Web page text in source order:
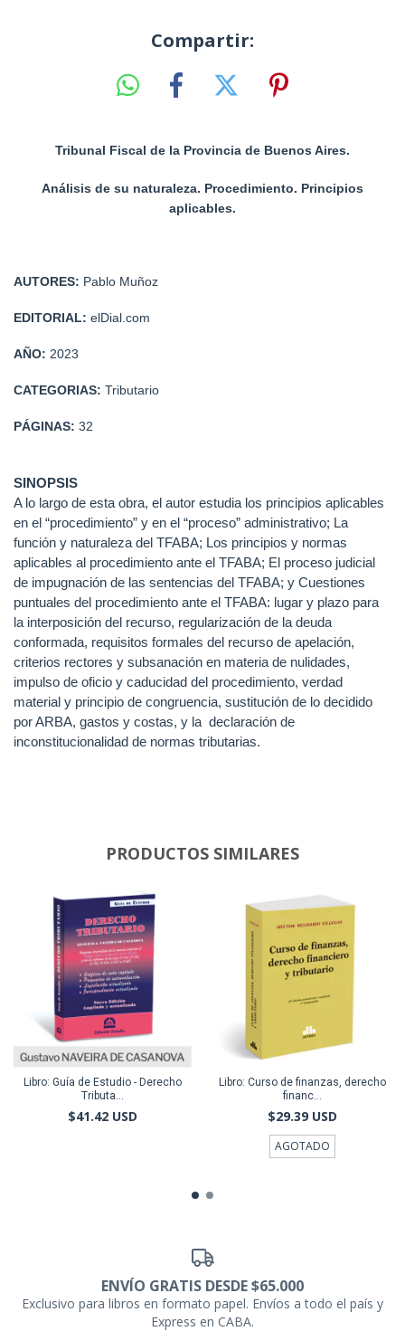
Compartir:
Tribunal Fiscal de la Provincia de Buenos Aires.
Análisis de su naturaleza. Procedimiento. Principios
aplicables.
AUTORES: Pablo Muñoz
EDITORIAL: elDial.com
AÑO: 2023
CATEGORIAS: Tributario
PÁGINAS: 32
SINOPSIS
A lo largo de esta obra, el autor estudia los principios aplicables
en el “procedimiento” y en el “proceso” administrativo; La
función y naturaleza del TFABA; Los principios y normas
aplicables al procedimiento ante el TFABA; El proceso judicial
de impugnación de las sentencias del TFABA; y Cuestiones
puntuales del procedimiento ante el TFABA: lugar y plazo para
la interposición del recurso, regularización de la deuda
conformada, requisitos formales del recurso de apelación,
criterios rectores y subsanación en materia de nulidades,
impulso de oficio y caducidad del procedimiento, verdad
material y principio de congruencia, sustitución de lo decidido
por ARBA, gastos y costas, y la declaración de
inconstitucionalidad de normas tributarias.
PRODUCTOS SIMILARES
Libro: Guía de Estudio - Derecho
Tributa...
$41.42 USD
Libro: Curso de finanzas, derecho
financ...
$29.39 USD
AGOTADO
ENVÍO GRATIS DESDE $65.000
Exclusivo para libros en formato papel. Envíos a todo el país y
Express en CABA.